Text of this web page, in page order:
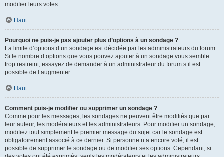
modifier leurs votes.
Haut
Pourquoi ne puis-je pas ajouter plus d’options à un sondage ?
La limite d’options d’un sondage est décidée par les administrateurs du forum.
Si le nombre d’options que vous pouvez ajouter à un sondage vous semble
trop restreint, essayez de demander à un administrateur du forum s’il est
possible de l’augmenter.
Haut
Comment puis-je modifier ou supprimer un sondage ?
Comme pour les messages, les sondages ne peuvent être modifiés que par
leur auteur, les modérateurs et les administrateurs. Pour modifier un sondage,
modifiez tout simplement le premier message du sujet car le sondage est
obligatoirement associé à ce dernier. Si personne n’a encore voté, il est
possible de supprimer le sondage ou de modifier ses options. Cependant, si